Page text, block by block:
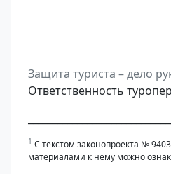
Защита туриста – дело
Ответственность
1 С текстом законопроекта №
материалами к нему можно